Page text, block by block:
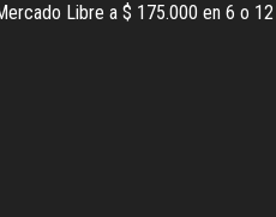
Libre a $ 175.000 en 6 o